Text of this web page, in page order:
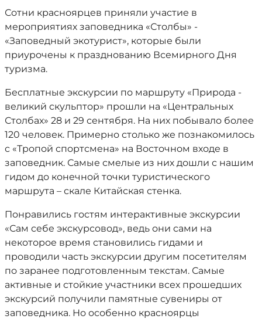
Сотни красноярцев приняли участие в
мероприятиях заповедника «Столбы» -
«Заповедный экотурист», которые были
приурочены к празднованию Всемирного Дня
туризма.
Бесплатные экскурсии по маршруту «Природа -
великий скульптор» прошли на «Центральных
Столбах» 28 и 29 сентября. На них побывало более
120 человек. Примерно столько же познакомилось
с «Тропой спортсмена» на Восточном входе в
заповедник. Самые смелые из них дошли с нашим
гидом до конечной точки туристического
маршрута – скале Китайская стенка.
Понравились гостям интерактивные экскурсии
«Сам себе экскурсовод», ведь они сами на
некоторое время становились гидами и
проводили часть экскурсии другим посетителям
по заранее подготовленным текстам. Самые
активные и стойкие участники всех прошедших
экскурсий получили памятные сувениры от
заповедника. Но особенно красноярцы